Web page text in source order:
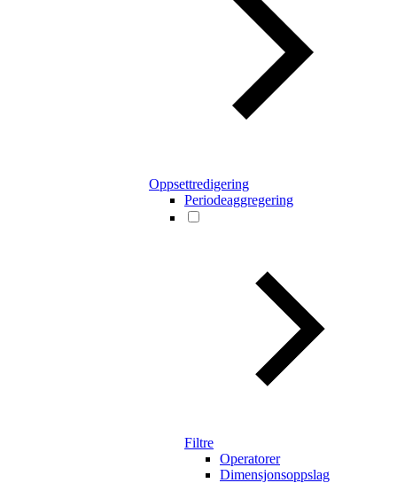
Oppsettredigering
Periodeaggregering
Filtre
Operatorer
Dimensjonsoppslag